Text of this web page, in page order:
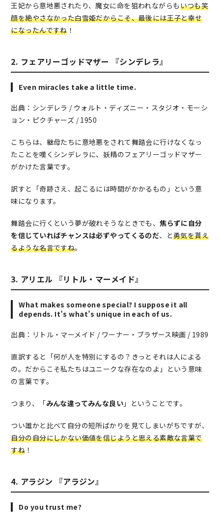
王妃から意地悪されたり、魔女に命を狙われながらもいつも笑
顔を絶やさなかった白雪姫だからこそ、最後には王子と幸せ
になったんですね！
2. フェアリーゴッドマザー 『シンデレラ』
Even miracles take a little time.
出典：シンデレラ / ウォルト・ディズニー・スタジオ・モーシ
ョン・ピクチャーズ / 1950
こちらは、継母たちに意地悪をされて舞踏会に行けなくなっ
たことを嘆くシンデレラに、妖精のフェアリーゴッドマザー
がかけた言葉です。
訳すと「奇跡さえ、起こるには時間がかかるもの」という意
味になります。
舞踏会に行くという夢が破れそうなときでも、焦らずに自分
を信じていればチャンスは必ずやってくるのだ、と勇気を貰え
るような名言ですね。
3. アリエル 『リトル・マーメイド』
What makes someone special? I suppose it all
depends. It’s what’s unique in each of us.
出典：リトル・マーメイド / ワーナー・ブラザース映画 / 1989
直訳すると「何が人を特別にするの？きっとそれは人による
の。だからこそ私たちはユニークな存在なのよ」という意味
の言葉です。
つまり、「みんな違ってみんな良い 」ということです。
つい誰かと比べて自分の短所ばかりを見てしまいがちですが、
自分の自分にしかない価値を信じようと思える素敵な言葉で
すね ！
4. アラジン 『アラジン』
Do you trust me?